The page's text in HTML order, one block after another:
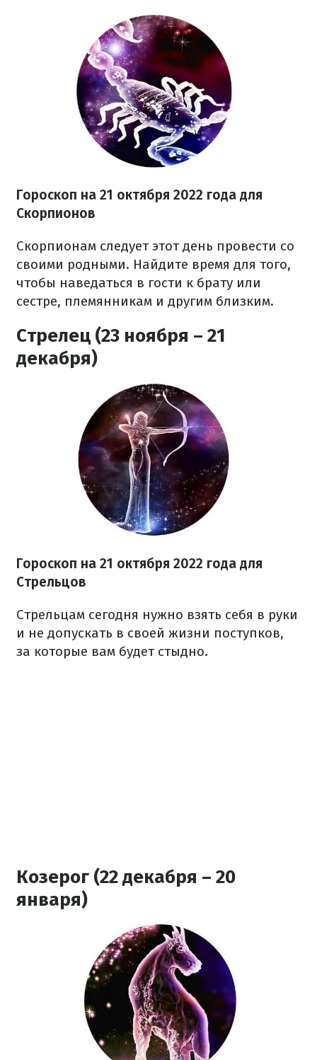
Гороскоп на 21 октября 2022 года для
Скорпионов
Скорпионам следует этот день провести со
своими родными. Найдите время для того,
чтобы наведаться в гости к брату или
сестре, племянникам и другим близким.
Стрелец (23 ноября – 21
декабря)
Гороскоп на 21 октября 2022 года для
Стрельцов
Стрельцам сегодня нужно взять себя в руки
и не допускать в своей жизни поступков,
за которые вам будет стыдно.
Козерог (22 декабря – 20
января)